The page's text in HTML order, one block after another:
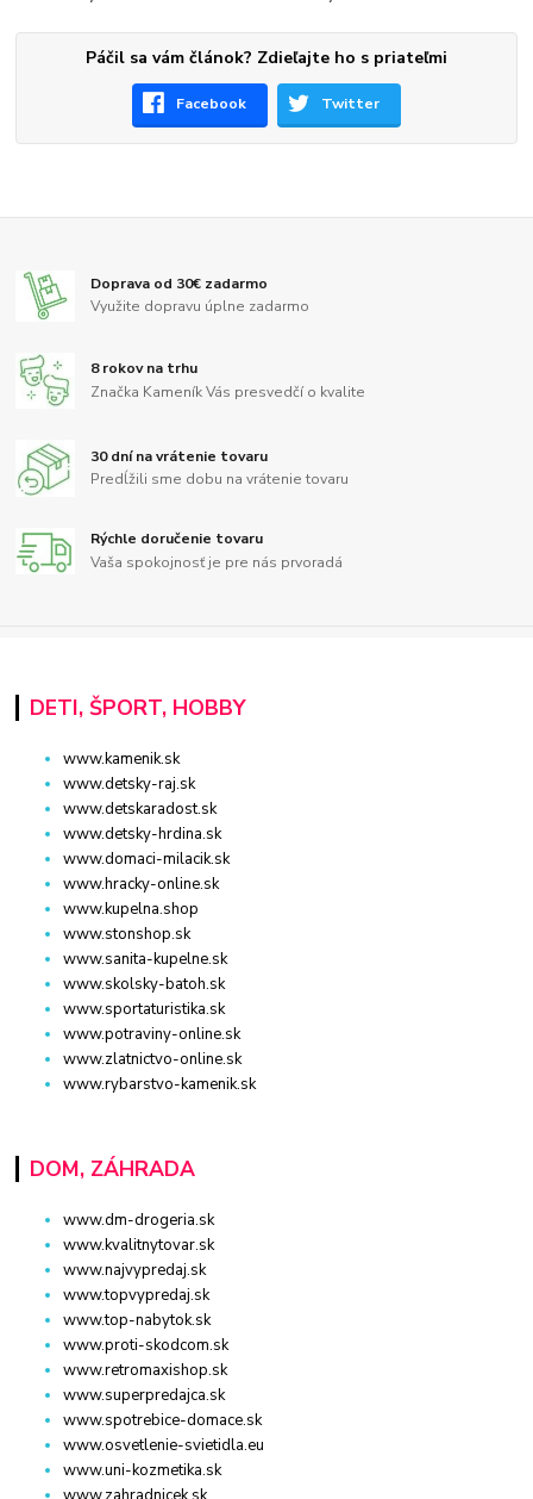
Páčil sa vám článok? Zdieľajte ho s priateľmi
Facebook Twitter
Doprava od 30€ zadarmo
Využite dopravu úplne zadarmo
8 rokov na trhu
Značka Kameník Vás presvedčí o kvalite
30 dní na vrátenie tovaru
Predĺžili sme dobu na vrátenie tovaru
Rýchle doručenie tovaru
Vaša spokojnosť je pre nás prvoradá
DETI, ŠPORT, HOBBY
www.kamenik.sk
www.detsky-raj.sk
www.detskaradost.sk
www.detsky-hrdina.sk
www.domaci-milacik.sk
www.hracky-online.sk
www.kupelna.shop
www.stonshop.sk
www.sanita-kupelne.sk
www.skolsky-batoh.sk
www.sportaturistika.sk
www.potraviny-online.sk
www.zlatnictvo-online.sk
www.rybarstvo-kamenik.sk
DOM, ZÁHRADA
www.dm-drogeria.sk
www.kvalitnytovar.sk
www.najvypredaj.sk
www.topvypredaj.sk
www.top-nabytok.sk
www.proti-skodcom.sk
www.retromaxishop.sk
www.superpredajca.sk
www.spotrebice-domace.sk
www.osvetlenie-svietidla.eu
www.uni-kozmetika.sk